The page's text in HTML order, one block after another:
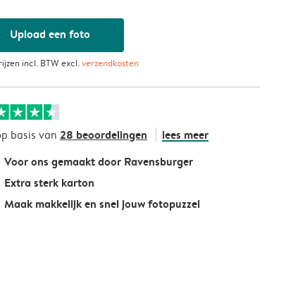
Upload een foto
incl. BTW excl.verzendkosten
basis van 28 beoordelingen
lees meer
Voor ons gemaakt door Ravensburger
Extra sterk karton
Maak makkelijk en snel jouw fotopuzzel